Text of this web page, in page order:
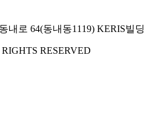
내로 64(동내동1119) KERIS빌딩
RESERVED